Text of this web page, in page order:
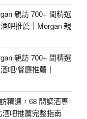
親訪 700+ 間精選
吧推薦｜Morgan 親
親訪 700+ 間精選
吧/餐廳推薦｜
精選，68 間調酒專
酒吧推薦完整指南